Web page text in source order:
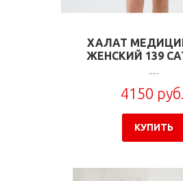
ХАЛАТ
ЖЕНСКИЙ 139
.....
4150 руб.
КУПИТЬ